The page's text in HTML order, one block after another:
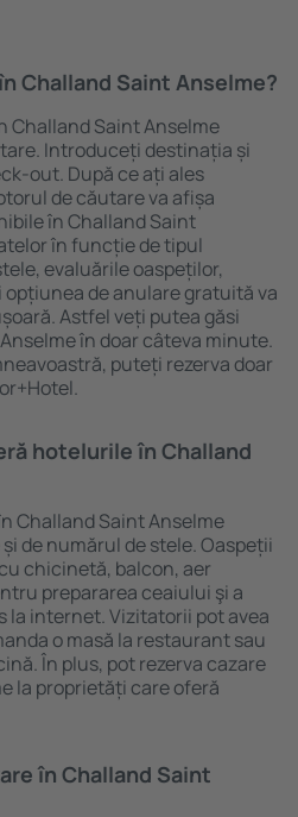
Challand Saint Anselme?
Challand Saint Anselme
Introduceți destinația și
out. După ce ați ales
de căutare va afișa
în Challand Saint
în funcție de tipul
evaluările oaspeților,
de anulare gratuită va
Astfel veți putea găsi
în doar câteva minute.
puteți rezerva doar
hotelurile în Challand
Challand Saint Anselme
de numărul de stele. Oaspeții
chicinetă, balcon, aer
prepararea ceaiului şi a
la internet. Vizitatorii pot avea
o masă la restaurant sau
În plus, pot rezerva cazare
la proprietăți care oferă
în Challand Saint